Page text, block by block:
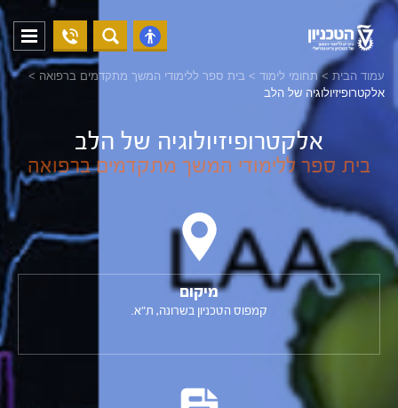
פתח
נגישות
04-
8294228
פתח
תפריט
עמוד הבית >תחומי לימוד > בית ספר ללימודי המשך מתקדמים ברפואה >
אלקטרופיזיולוגיה של הלב
אלקטרופיזיולוגיה של הלב
בית ספר ללימודי המשך מתקדמים ברפואה
מיקום
קמפוס הטכניון בשרונה, ת"א.